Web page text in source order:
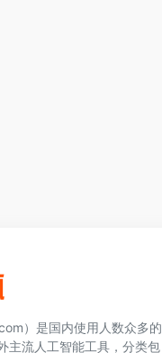
）是国内使用人数众多的
主流人工智能工具，分类包